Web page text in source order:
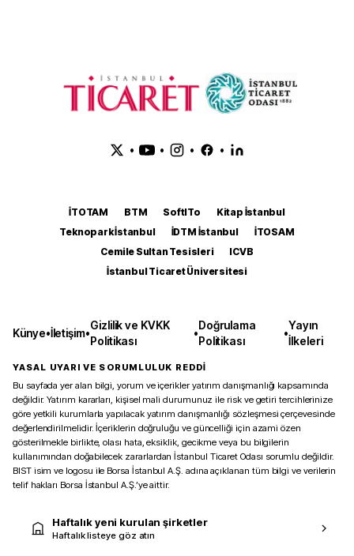
• • • •
İTOTAM BTM SoftITo
Kitap İstanbul
Teknopark İstanbul
İDTM İstanbul
İTOSAM
Cemile Sultan Tesisleri
ICVB
İstanbul Ticaret Üniversitesi
Künye•İletişim•
Gizlilik ve KVKK
Politikası
•
Doğrulama
Politikası
•
Yayın
İlkeleri
YASAL UYARI VE SORUMLULUK REDDİ
Bu sayfada yer alan bilgi, yorum ve içerikler yatırım danışmanlığı kapsamında
değildir. Yatırım kararları, kişisel mali durumunuz ile risk ve getiri tercihlerinize
göre yetkili kurumlarla yapılacak yatırım danışmanlığı sözleşmesi çerçevesinde
değerlendirilmelidir. İçeriklerin doğruluğu ve güncelliği için azami özen
gösterilmekle birlikte, olası hata, eksiklik, gecikme veya bu bilgilerin
kullanımından doğabilecek zararlardan İstanbul Ticaret Odası sorumlu değildir.
BIST isim ve logosu ile Borsa İstanbul A.Ş. adına açıklanan tüm bilgi ve verilerin
telif hakları Borsa İstanbul A.Ş.’ye aittir.
Haftalık yeni kurulan şirketler
Haftalık listeye göz atın